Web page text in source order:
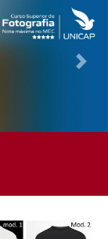
Next